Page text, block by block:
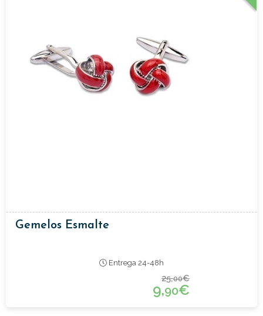
Gemelos Esmalte
Entrega 24-48h
25,00€
9,90€